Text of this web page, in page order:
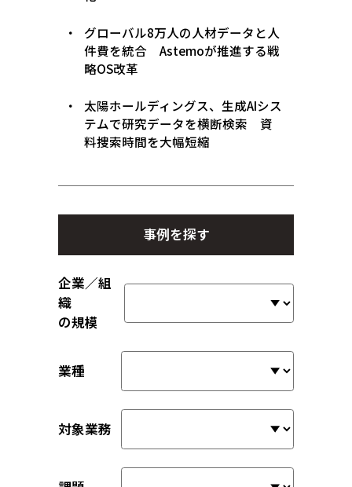
グローバル8万人の人材データと人
件費を統合 Astemoが推進する戦
略OS改革
太陽ホールディングス、生成AIシス
テムで研究データを横断検索 資
料捜索時間を大幅短縮
事例を探す
企業／組
織
の規模
業種
対象業務